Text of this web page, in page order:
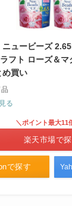
ニュービーズ
フト ローズ＆
め買い
る
で探す
＼ポイント最大11
楽天市場で